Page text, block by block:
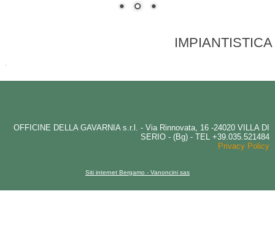
IMPIANTISTICA
.
OFFICINE DELLA GAVARNIA s.r.l. - Via Rinnovata, 16 -24020 VILLA DI
SERIO - (Bg) - TEL +39.035.521484
Privacy Policy
Siti internet Bergamo - Vanoncini sas